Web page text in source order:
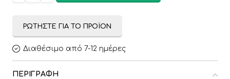
ΡΩΤΉΣΤΕ ΓΙΑ ΤΟ ΠΡΟΪΌΝ
Διαθέσιμο από 7-12 ημέρες
ΠΕΡΙΓΡΑΦΉ